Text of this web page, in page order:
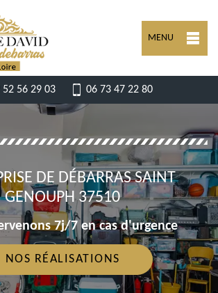
MENU
52 56 29 03 06 73 47 22 80
DE DÉBARRAS SAINT
GENOUPH 37510
7j/7 en cas d'urgence
NOS RÉALISATIONS